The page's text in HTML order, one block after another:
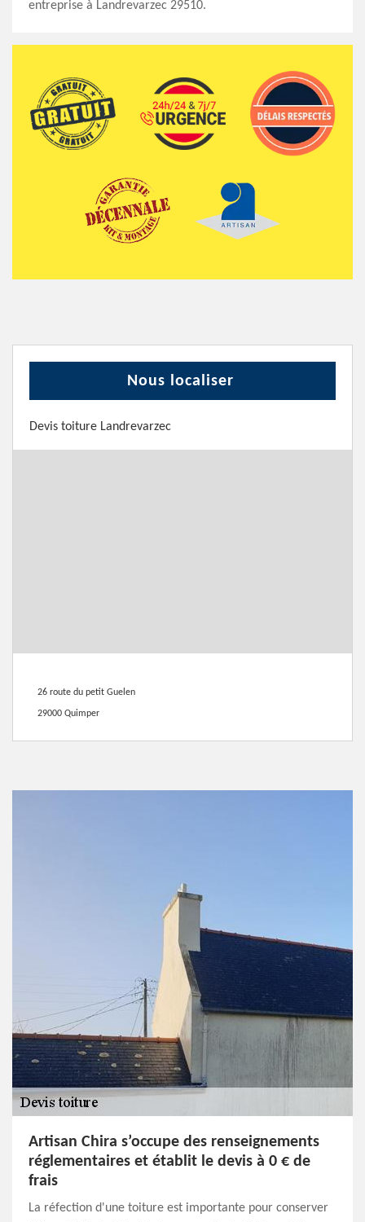
entreprise à Landrevarzec 29510.
Nous localiser
Devis toiture Landrevarzec
26 route du petit Guelen
29000 Quimper
Artisan Chira s’occupe des renseignements
réglementaires et établit le devis à 0 € de
frais
La réfection d'une toiture est importante pour conserver